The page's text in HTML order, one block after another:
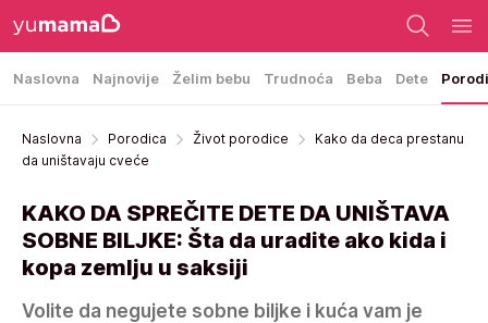
Naslovna Najnovije Želim bebu Trudnoća Beba Dete
Naslovna Porodica Život porodice
Kako da deca prestanu
da uništavaju cveće
KAKO DA SPREČITE DETE DA UNIŠTAVA
SOBNE BILJKE: Šta da uradite ako kida i
kopa zemlju u saksiji
Volite da negujete sobne biljke i kuća vam je